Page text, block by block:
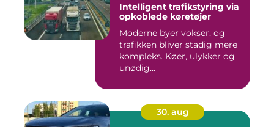
Intelligent trafikstyring via
opkoblede køretøjer
Moderne byer vokser, og
trafikken bliver stadig mere
kompleks. Køer, ulykker og
unødig...
30. aug